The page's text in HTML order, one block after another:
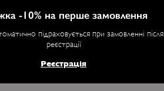
ПІДПИСАТИСЯ
19відгуків.
-10% на перше замовлення
підраховується при замовленні після
реєстрації
Реєстрація
Більш